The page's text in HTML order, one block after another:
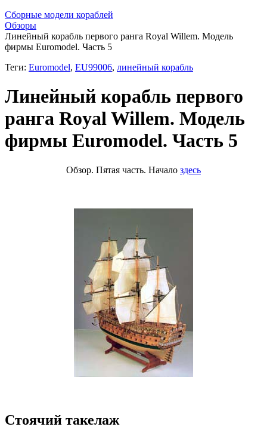
Сборные модели кораблей
Обзоры
Линейный корабль первого ранга Royal Willem. Модель
фирмы Euromodel. Часть 5
Теги: Euromodel, EU99006, линейный корабль
Линейный корабль первого
ранга Royal Willem. Модель
фирмы Euromodel. Часть 5
Обзор. Пятая часть. Начало здесь
Стоячий такелаж